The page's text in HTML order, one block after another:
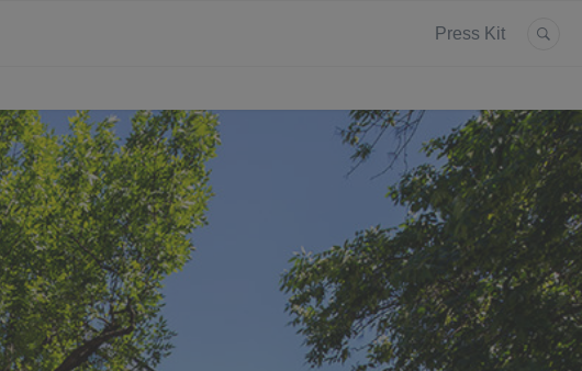
Press Kit